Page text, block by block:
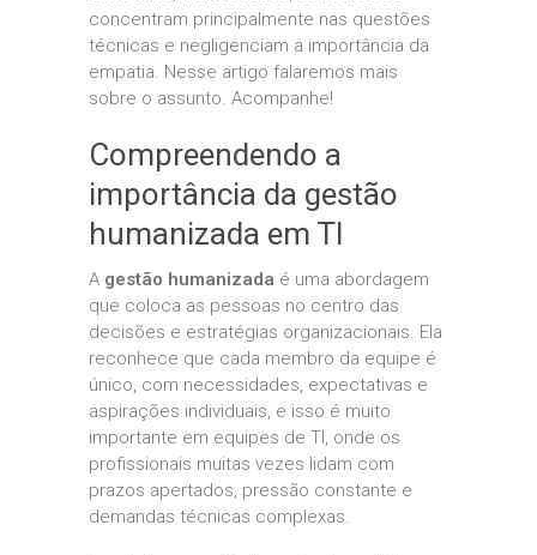
concentram principalmente nas questões
técnicas e negligenciam a importância da
empatia. Nesse artigo falaremos mais
sobre o assunto. Acompanhe!
Compreendendo a
importância da gestão
humanizada em TI
A gestão humanizada é uma abordagem
que coloca as pessoas no centro das
decisões e estratégias organizacionais. Ela
reconhece que cada membro da equipe é
único, com necessidades, expectativas e
aspirações individuais, e isso é muito
importante em equipes de TI, onde os
profissionais muitas vezes lidam com
prazos apertados, pressão constante e
demandas técnicas complexas.